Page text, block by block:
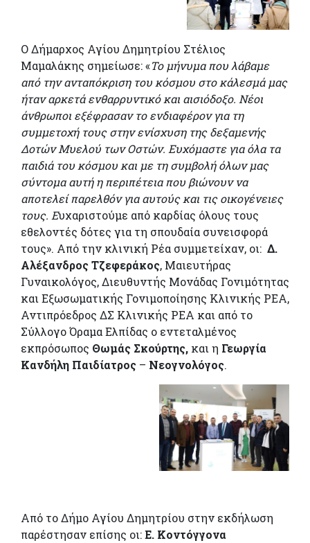
Ο Δήμαρχος Αγίου Δημητρίου Στέλιος
Μαμαλάκης σημείωσε: «Το μήνυμα που λάβαμε
από την ανταπόκριση του κόσμου στο κάλεσμά μας
ήταν αρκετά ενθαρρυντικό και αισιόδοξο. Νέοι
άνθρωποι εξέφρασαν το ενδιαφέρον για τη
συμμετοχή τους στην ενίσχυση της δεξαμενής
Δοτών Μυελού των Οστών. Ευχόμαστε για όλα τα
παιδιά του κόσμου και με τη συμβολή όλων μας
σύντομα αυτή η περιπέτεια που βιώνουν να
αποτελεί παρελθόν για αυτούς και τις οικογένειες
τους. Ευχαριστούμε από καρδίας όλους τους
εθελοντές δότες για τη σπουδαία συνεισφορά
τους». Από την κλινική Ρέα συμμετείχαν, οι: Δ.
Αλέξανδρος Τζεφεράκος, Μαιευτήρας
Γυναικολόγος, Διευθυντής Μονάδας Γονιμότητας
και Εξωσωματικής Γονιμοποίησης Κλινικής ΡΕΑ,
Αντιπρόεδρος ΔΣ Κλινικής ΡΕΑ και από το
Σύλλογο Όραμα Ελπίδας ο εντεταλμένος
εκπρόσωπος Θωμάς Σκούρτης, και η Γεωργία
Κανδήλη Παιδίατρος – Νεογνολόγος.
Από το Δήμο Αγίου Δημητρίου στην εκδήλωση
παρέστησαν επίσης οι:Ε. Κοντόγγονα